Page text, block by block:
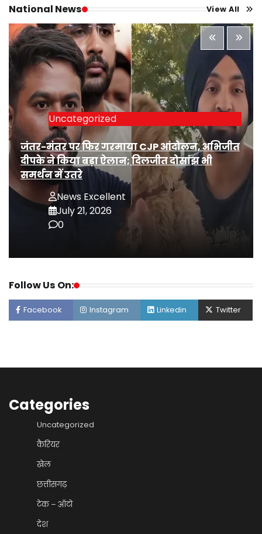
National News View All
Uncategorized
जंतर-मंतर पर फिर गरमाया CJP आंदोलन, अभिजीत
दीपके ने किया बड़ा ऐलान; दिलजीत दोसांझ भी
समर्थन में उतरे
News Excellent
July 21, 2026
0
Follow Us On:
Facebook Instagram Linkedin Twitter
Categories
Uncategorized
कैरियर
खेल
छत्तीसगढ़
टेक – ऑटो
देश